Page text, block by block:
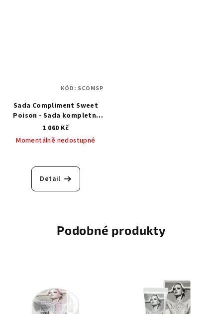
Sada Compliment Sweet
Poison - Sada kompletní
péče o ruce
1 060 Kč
Momentálně nedostupné
Detail
KÓD: SCOMSP
Podobné produkty